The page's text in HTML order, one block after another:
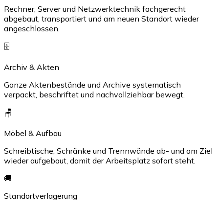
Rechner, Server und Netzwerktechnik fachgerecht
abgebaut, transportiert und am neuen Standort wieder
angeschlossen.
🗄️
Archiv & Akten
Ganze Aktenbestände und Archive systematisch
verpackt, beschriftet und nachvollziehbar bewegt.
🪑
Möbel & Aufbau
Schreibtische, Schränke und Trennwände ab- und am Ziel
wieder aufgebaut, damit der Arbeitsplatz sofort steht.
🚚
Standortverlagerung